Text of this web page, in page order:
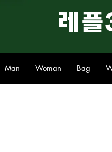
레
Man Woman Bag